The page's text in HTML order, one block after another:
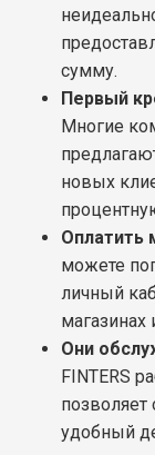
сумму.
Первый
Многие
новых
Оплатить
можете
личный
Они
FINTERS
удобный